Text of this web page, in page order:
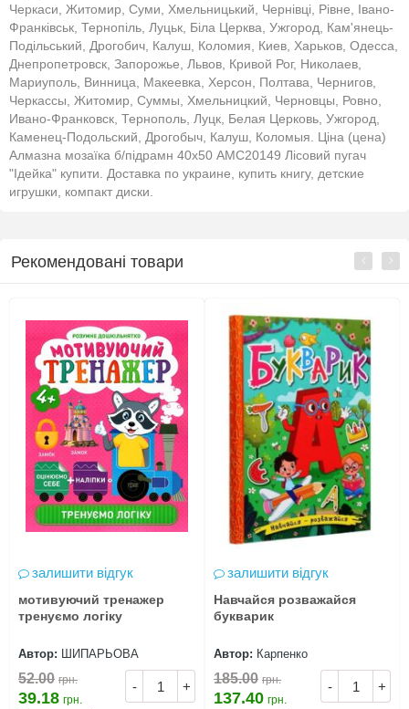
Черкаси, Житомир, Суми, Хмельницький, Чернівці, Рівне, Івано-
Франківськ, Тернопіль, Луцьк, Біла Церква, Ужгород, Кам'янець-
Подільський, Дрогобич, Калуш, Коломия, Киев, Харьков, Одесса,
Днепропетровск, Запорожье, Львов, Кривой Рог, Николаев,
Мариуполь, Винница, Макеевка, Херсон, Полтава, Чернигов,
Черкассы, Житомир, Суммы, Хмельницкий, Черновцы, Ровно,
Ивано-Франковск, Тернополь, Луцк, Белая Церковь, Ужгород,
Каменец-Подольский, Дрогобыч, Калуш, Коломыя. Ціна (цена)
Алмазна мозаїка б/підрамн 40х50 АМС20149 Лісовий пугач
"Ідейка" купити. Доставка по украине, купить книгу, детские
игрушки, компакт диски.
Рекомендовані товари
залишити відгук
мотивуючий тренажер
тренуємо логіку
Автор: ШИПАРЬОВА
- +
52.00 грн.
39.18 грн.
залишити відгук
Навчайся розважайся
букварик
Автор: Карпенко
- +
185.00 грн.
137.40 грн.